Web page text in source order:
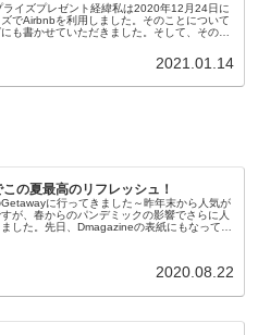
イズプレゼント経緯私は2020年12月24日に
でAirbnbを利用しました。そのことについて
も書かせていただきました。そして、そのこ
2021.01.14
の夏最高のリフレッシュ！
に行ってきました～昨年末から人気が
が、春からのパンデミックの影響でさらに人
した。先日、Dmagazineの表紙にもなってい
2020.08.22